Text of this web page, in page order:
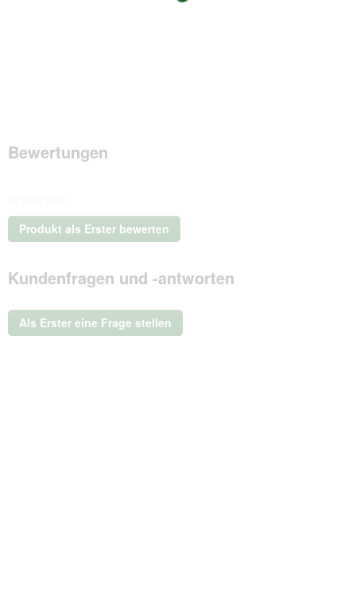
Bewertungen
Kein
Beurteilungswert
Produkt als Erster bewerten
.
dieser
Aktion
ein
modales
Kundenfragen und -antworten
Als Erster eine Frage stellen